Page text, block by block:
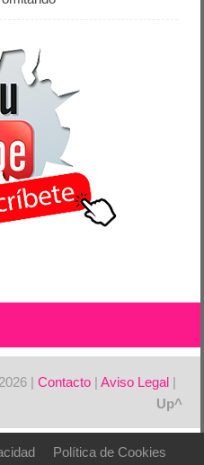
|Contacto |Aviso Legal |
Política de Cookies